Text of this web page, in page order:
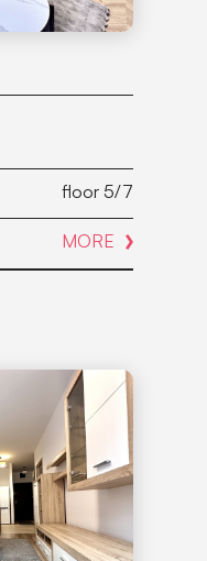
floor 5/7
MORE